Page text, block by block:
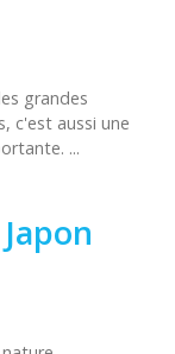
grandes
c'est aussi une
...